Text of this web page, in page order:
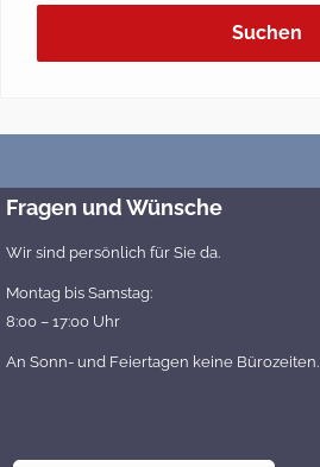
Suchen
Fragen und Wünsche
Wir sind persönlich für Sie da.
Montag bis Samstag:
8:00 – 17:00 Uhr
An Sonn- und Feiertagen keine Bürozeiten.